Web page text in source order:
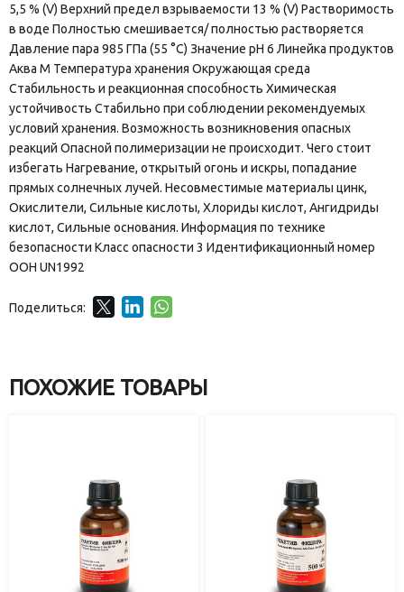
5,5 % (V) Верхний предел взрываемости 13 % (V) Растворимость
в воде Полностью смешивается/ полностью растворяется
Давление пара 985 ГПа (55 °C) Значение pH 6 Линейка продуктов
Аква М Температура хранения Окружающая среда
Стабильность и реакционная способность Химическая
устойчивость Стабильно при соблюдении рекомендуемых
условий хранения. Возможность возникновения опасных
реакций Опасной полимеризации не происходит. Чего стоит
избегать Нагревание, открытый огонь и искры, попадание
прямых солнечных лучей. Несовместимые материалы цинк,
Окислители, Сильные кислоты, Хлориды кислот, Ангидриды
кислот, Сильные основания. Информация по технике
безопасности Класс опасности 3 Идентификационный номер
ООН UN1992
Поделиться:
ПОХОЖИЕ ТОВАРЫ